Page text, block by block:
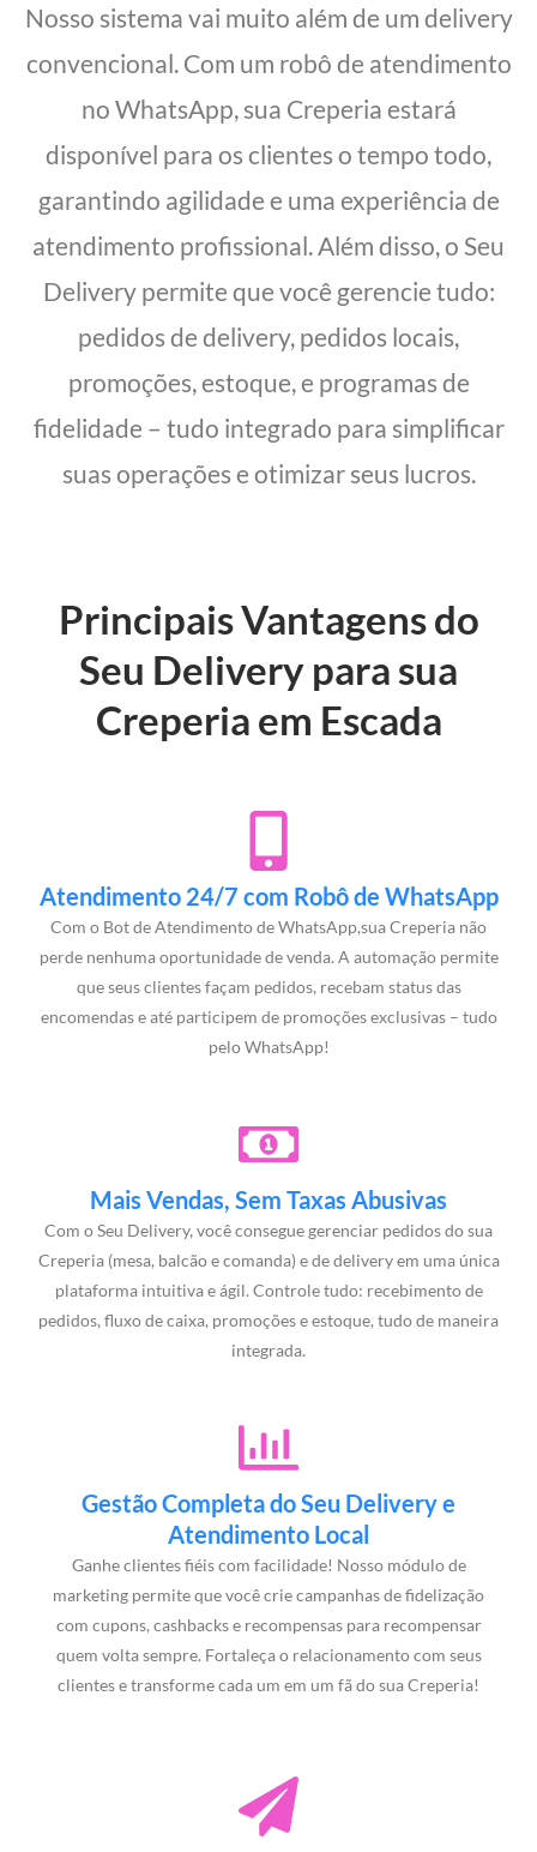
Nosso sistema vai muito além de um delivery
convencional. Com um robô de atendimento
no WhatsApp, sua Creperia estará
disponível para os clientes o tempo todo,
garantindo agilidade e uma experiência de
atendimento profissional. Além disso, o Seu
Delivery permite que você gerencie tudo:
pedidos de delivery, pedidos locais,
promoções, estoque, e programas de
fidelidade – tudo integrado para simplificar
suas operações e otimizar seus lucros.
Principais Vantagens do
Seu Delivery para sua
Creperia em Escada
Atendimento 24/7 com Robô de WhatsApp
Com o Bot de Atendimento de WhatsApp,sua Creperia não
perde nenhuma oportunidade de venda. A automação permite
que seus clientes façam pedidos, recebam status das
encomendas e até participem de promoções exclusivas – tudo
pelo WhatsApp!
Mais Vendas, Sem Taxas Abusivas
Com o Seu Delivery, você consegue gerenciar pedidos do sua
Creperia (mesa, balcão e comanda) e de delivery em uma única
plataforma intuitiva e ágil. Controle tudo: recebimento de
pedidos, fluxo de caixa, promoções e estoque, tudo de maneira
integrada.
Gestão Completa do Seu Delivery e
Atendimento Local
Ganhe clientes fiéis com facilidade! Nosso módulo de
marketing permite que você crie campanhas de fidelização
com cupons, cashbacks e recompensas para recompensar
quem volta sempre. Fortaleça o relacionamento com seus
clientes e transforme cada um em um fã do sua Creperia!